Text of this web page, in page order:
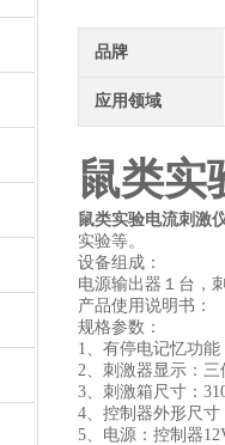
品牌
应用领域
鼠类实
鼠类实验电流刺激
实验等。
设备组成：
电源输出器１台，
产品使用说明书：
规格参数：
1、 有停电记忆功能
2、 刺激器显示： 三
3、 刺激箱尺寸：3
4、 控制器外形尺寸
5、 电源：控制器